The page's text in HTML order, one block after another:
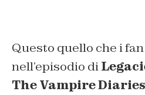
Questo quello che i
nell’episodio di
The Vampire Diaries